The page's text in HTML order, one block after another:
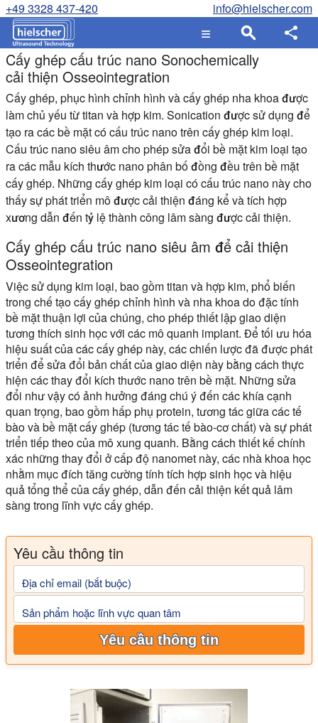
+49 3328 437-420 info@hielscher.com
Cấy ghép cấu trúc nano Sonochemically
cải thiện Osseointegration
Cấy ghép, phục hình chỉnh hình và cấy ghép nha khoa được
làm chủ yếu từ titan và hợp kim. Sonication được sử dụng để
tạo ra các bề mặt có cấu trúc nano trên cấy ghép kim loại.
Cấu trúc nano siêu âm cho phép sửa đổi bề mặt kim loại tạo
ra các mẫu kích thước nano phân bố đồng đều trên bề mặt
cấy ghép. Những cấy ghép kim loại có cấu trúc nano này cho
thấy sự phát triển mô được cải thiện đáng kể và tích hợp
xương dẫn đến tỷ lệ thành công lâm sàng được cải thiện.
Cấy ghép cấu trúc nano siêu âm để cải thiện
Osseointegration
Việc sử dụng kim loại, bao gồm titan và hợp kim, phổ biến
trong chế tạo cấy ghép chỉnh hình và nha khoa do đặc tính
bề mặt thuận lợi của chúng, cho phép thiết lập giao diện
tương thích sinh học với các mô quanh implant. Để tối ưu hóa
hiệu suất của các cấy ghép này, các chiến lược đã được phát
triển để sửa đổi bản chất của giao diện này bằng cách thực
hiện các thay đổi kích thước nano trên bề mặt. Những sửa
đổi như vậy có ảnh hưởng đáng chú ý đến các khía cạnh
quan trọng, bao gồm hấp phụ protein, tương tác giữa các tế
bào và bề mặt cấy ghép (tương tác tế bào-cơ chất) và sự phát
triển tiếp theo của mô xung quanh. Bằng cách thiết kế chính
xác những thay đổi ở cấp độ nanomet này, các nhà khoa học
nhằm mục đích tăng cường tính tích hợp sinh học và hiệu
quả tổng thể của cấy ghép, dẫn đến cải thiện kết quả lâm
sàng trong lĩnh vực cấy ghép.
Yêu cầu thông tin
Địa chỉ email (bắt buộc)
Sản phẩm hoặc lĩnh vực quan tâm
Yêu cầu thông tin